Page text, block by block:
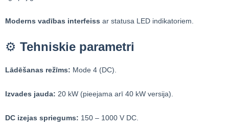
Moderns vadības interfeiss ar statusa LED indikatoriem.
⚙️ Tehniskie parametri
Lādēšanas režīms: Mode 4 (DC).
Izvades jauda: 20 kW (pieejama arī 40 kW versija).
DC izejas spriegums: 150 – 1000 V DC.